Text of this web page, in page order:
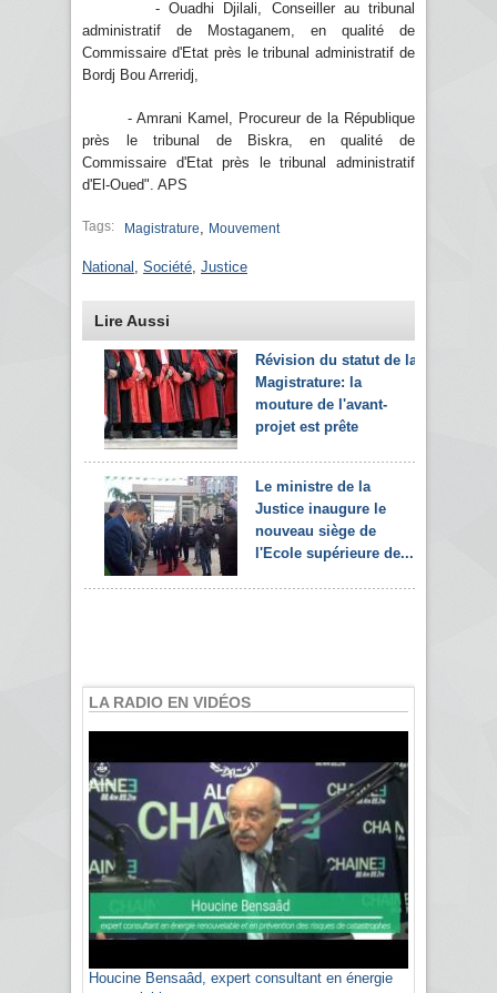
- Ouadhi Djilali, Conseiller au tribunal
administratif de Mostaganem, en qualité de
Commissaire d'Etat près le tribunal administratif de
Bordj Bou Arreridj,
- Amrani Kamel, Procureur de la République
près le tribunal de Biskra, en qualité de
Commissaire d'Etat près le tribunal administratif
d'El-Oued". APS
Tags: Magistrature Mouvement
National Société Justice
Lire Aussi
Révision du statut de la
Magistrature: la
mouture de l'avant-
projet est prête
Le ministre de la
Justice inaugure le
nouveau siège de
l'Ecole supérieure de...
LA RADIO EN VIDÉOS
Houcine Bensaâd, expert consultant en énergie
Sami Agli, président de la Confédération